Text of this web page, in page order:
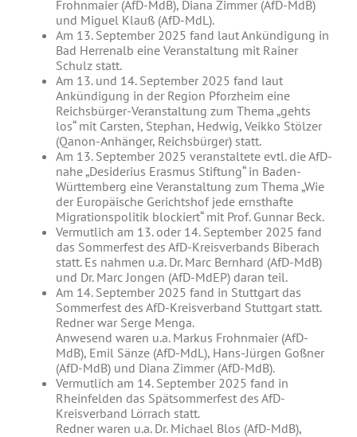
Frohnmaier (AfD-MdB), Diana Zimmer (AfD-MdB)
und Miguel Klauß (AfD-MdL).
Am 13. September 2025 fand laut Ankündigung in
Bad Herrenalb eine Veranstaltung mit Rainer
Schulz statt.
Am 13. und 14. September 2025 fand laut
Ankündigung in der Region Pforzheim eine
Reichsbürger-Veranstaltung zum Thema „gehts
los“ mit Carsten, Stephan, Hedwig, Veikko Stölzer
(Qanon-Anhänger, Reichsbürger) statt.
Am 13. September 2025 veranstaltete evtl. die AfD-
nahe „Desiderius Erasmus Stiftung“ in Baden-
Württemberg eine Veranstaltung zum Thema „Wie
der Europäische Gerichtshof jede ernsthafte
Migrationspolitik blockiert“ mit Prof. Gunnar Beck.
Vermutlich am 13. oder 14. September 2025 fand
das Sommerfest des AfD-Kreisverbands Biberach
statt. Es nahmen u.a. Dr. Marc Bernhard (AfD-MdB)
und Dr. Marc Jongen (AfD-MdEP) daran teil.
Am 14. September 2025 fand in Stuttgart das
Sommerfest des AfD-Kreisverband Stuttgart statt.
Redner war Serge Menga.
Anwesend waren u.a. Markus Frohnmaier (AfD-
MdB), Emil Sänze (AfD-MdL), Hans-Jürgen Goßner
(AfD-MdB) und Diana Zimmer (AfD-MdB).
Vermutlich am 14. September 2025 fand in
Rheinfelden das Spätsommerfest des AfD-
Kreisverband Lörrach statt.
Redner waren u.a. Dr. Michael Blos (AfD-MdB),